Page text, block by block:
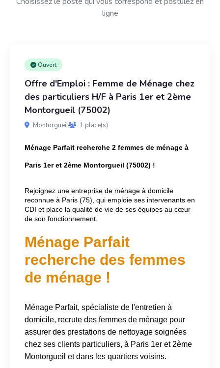
ligne
Ouvert
Offre d'Emploi : Femme de Ménage chez
des particuliers H/F à Paris 1er et 2ème
Montorgueil (75002)
Montorgueil 1 place(s)
Ménage Parfait recherche 2 femmes de ménage à
Paris 1er et 2ème Montorgueil (75002) !
Rejoignez une entreprise de ménage à domicile
reconnue à Paris (75), qui emploie ses intervenants en
CDI et place la qualité de vie de ses équipes au cœur
de son fonctionnement.
Ménage Parfait
recherche des femmes
de ménage !
Ménage Parfait, spécialiste de l'entretien à
domicile, recrute des femmes de ménage pour
assurer des prestations de nettoyage soignées
chez ses clients particuliers, à Paris 1er et 2ème
Montorgueil et dans les quartiers voisins.